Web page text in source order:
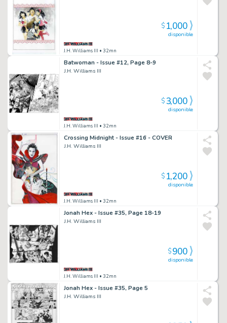
J.H. Williams III • 32mn
disponible
$1,000
Batwoman - Issue #12, Page 8-9
J.H. Williams III
J.H. Williams III • 32mn
disponible
$3,000
Crossing Midnight - Issue #16 - COVER
J.H. Williams III
J.H. Williams III • 32mn
disponible
$1,200
Jonah Hex - Issue #35, Page 18-19
J.H. Williams III
J.H. Williams III • 32mn
disponible
$900
Jonah Hex - Issue #35, Page 5
J.H. Williams III